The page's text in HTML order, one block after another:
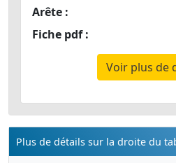
Arête :
Fiche pdf :
Voir plus de
Plus de détails sur la droite du